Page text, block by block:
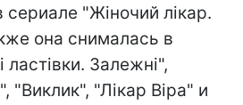
"Жіночий лікар.
она снималась в
Залежні",
"Виклик", "Лікар Віра" и